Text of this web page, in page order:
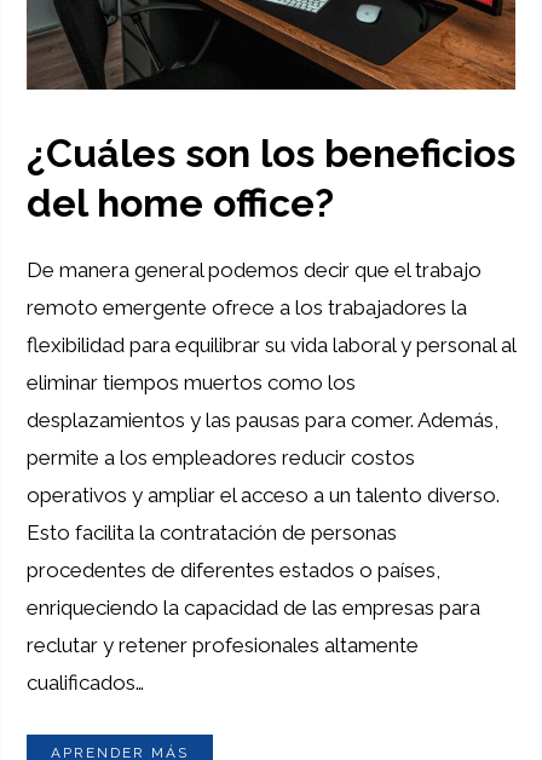
¿Cuáles son los beneficios
del home office?
De manera general podemos decir que el trabajo
remoto emergente ofrece a los trabajadores la
flexibilidad para equilibrar su vida laboral y personal al
eliminar tiempos muertos como los
desplazamientos y las pausas para comer. Además,
permite a los empleadores reducir costos
operativos y ampliar el acceso a un talento diverso.
Esto facilita la contratación de personas
procedentes de diferentes estados o países,
enriqueciendo la capacidad de las empresas para
reclutar y retener profesionales altamente
cualificados…
APRENDER MÁS